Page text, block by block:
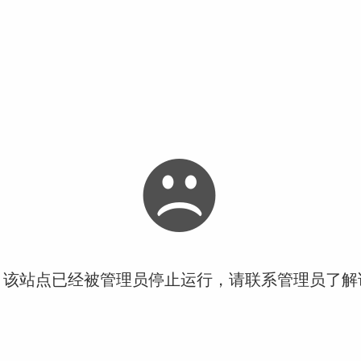
站点已经被管理员停止运行，请联系管理员了